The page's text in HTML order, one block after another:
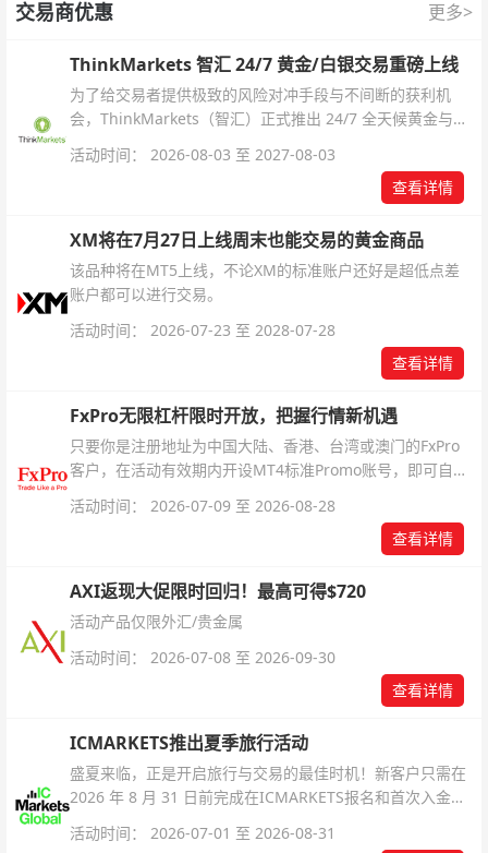
交易商优惠 更多>
ThinkMarkets 智汇 24/7 黄金/白银交易重磅上线
为了给交易者提供极致的风险对冲手段与不间断的获利机
会，ThinkMarkets（智汇）正式推出 24/7 全天候黄金与白
杆配置、支持软件及交易细则。
活动时间： 2026-08-03 至 2027-08-03
查看详情
XM将在7月27日上线周末也能交易的黄金商品
该品种将在MT5上线，不论XM的标准账户还好是超低点差
账户都可以进行交易。
活动时间： 2026-07-23 至 2028-07-28
查看详情
FxPro无限杠杆限时开放，把握行情新机遇
只要你是注册地址为中国大陆、香港、台湾或澳门的FxPro
客户，在活动有效期内开设MT4标准Promo账号，即可自动
活动时间： 2026-07-09 至 2026-08-28
查看详情
AXI返现大促限时回归！最高可得$720
活动产品仅限外汇/贵金属
活动时间： 2026-07-08 至 2026-09-30
查看详情
ICMARKETS推出夏季旅行活动
盛夏来临，正是开启旅行与交易的最佳时机！新客户只需在
2026 年 8 月 31 日前完成在ICMARKETS报名和首次入金即
活动时间： 2026-07-01 至 2026-08-31